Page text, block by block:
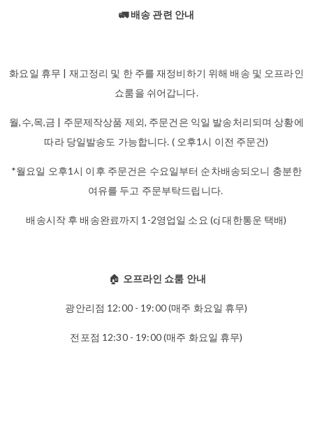
🚛 배송 관련 안내
화요일 휴무 | 재고정리 및 한 주를 재정비하기 위해 배송 및 오프라인
쇼룸을 쉬어갑니다.
월,수,목,금 | 주문제작상품 제외, 주문건은 익일 발송처리되며 상황에
따라 당일발송도 가능합니다. ( 오후1시 이전 주문건)
*월요일 오후1시 이후 주문건은 수요일부터 순차배송되오니 충분한
여유를 두고 주문부탁드립니다.
배송시작 후 배송완료까지 1-2영업일 소요 (cj 대한통운 택배)
🏠 오프라인 쇼룸 안내
광안리점 12:00 - 19:00 (매주 화요일 휴무)
전포점 12:30 - 19:00 (매주 화요일 휴무)